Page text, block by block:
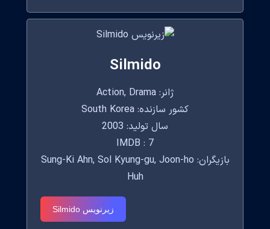
Silmido
ژانر: Action, Drama
کشور سازنده: South Korea
سال تولید: 2003
IMDB : 7
بازیگران: Sung-Ki Ahn, Sol Kyung-gu, Joon-ho
Huh
زیرنویس Silmido